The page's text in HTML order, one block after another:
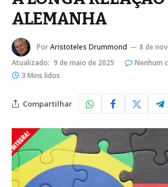
ALEMANHA
PorAristoteles Drummond
8 de
Atualizado: 9 de maio de 2025
Nenhum
3 Mins lidos
Compartilhar